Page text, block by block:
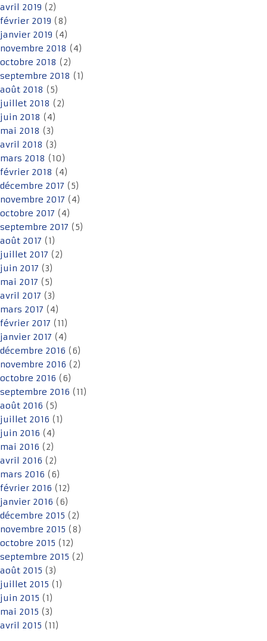
avril 2019 (2)
février 2019 (8)
janvier 2019 (4)
novembre 2018 (4)
octobre 2018 (2)
septembre 2018 (1)
août 2018 (5)
juillet 2018 (2)
juin 2018 (4)
mai 2018 (3)
avril 2018 (3)
mars 2018 (10)
février 2018 (4)
décembre 2017 (5)
novembre 2017 (4)
octobre 2017 (4)
septembre 2017 (5)
août 2017 (1)
juillet 2017 (2)
juin 2017 (3)
mai 2017 (5)
avril 2017 (3)
mars 2017 (4)
février 2017 (11)
janvier 2017 (4)
décembre 2016 (6)
novembre 2016 (2)
octobre 2016 (6)
septembre 2016 (11)
août 2016 (5)
juillet 2016 (1)
juin 2016 (4)
mai 2016 (2)
avril 2016 (2)
mars 2016 (6)
février 2016 (12)
janvier 2016 (6)
décembre 2015 (2)
novembre 2015 (8)
octobre 2015 (12)
septembre 2015 (2)
août 2015 (3)
juillet 2015 (1)
juin 2015 (1)
mai 2015 (3)
avril 2015 (11)